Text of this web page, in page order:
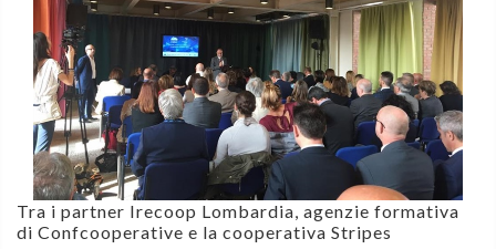
Tra i partner Irecoop Lombardia, agenzie formativa
di Confcooperative e la cooperativa Stripes